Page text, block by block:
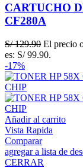
CARTUCHO
CF280A
S/129.90 El precio
es: S/ 99.90.
-17%
Añadir al carrito
Vista Rapida
Comparar
agregar a lista de
CERRAR